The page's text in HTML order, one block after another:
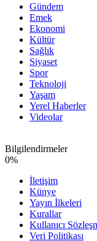
Gündem
Emek
Ekonomi
Kültür
Sağlık
Siyaset
Spor
Teknoloji
Yaşam
Yerel Haberler
Videolar
Bilgilendirmeler
0%
İletişim
Künye
Yayın İlkeleri
Kurallar
Kullanıcı
Veri Politikası